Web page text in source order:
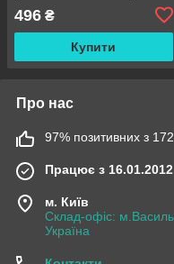
12W (26K8082) БВ
496 ₴
Купити
Про нас
97% позитивних з 172
Працює з 16.01.2012
м. Київ
Склад-офіс:
Україна